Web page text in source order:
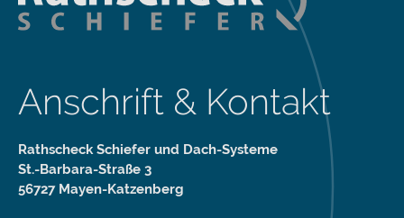
Anschrift & Kontakt
Rathscheck Schiefer und Dach-Systeme
St.-Barbara-Straße 3
56727 Mayen-Katzenberg